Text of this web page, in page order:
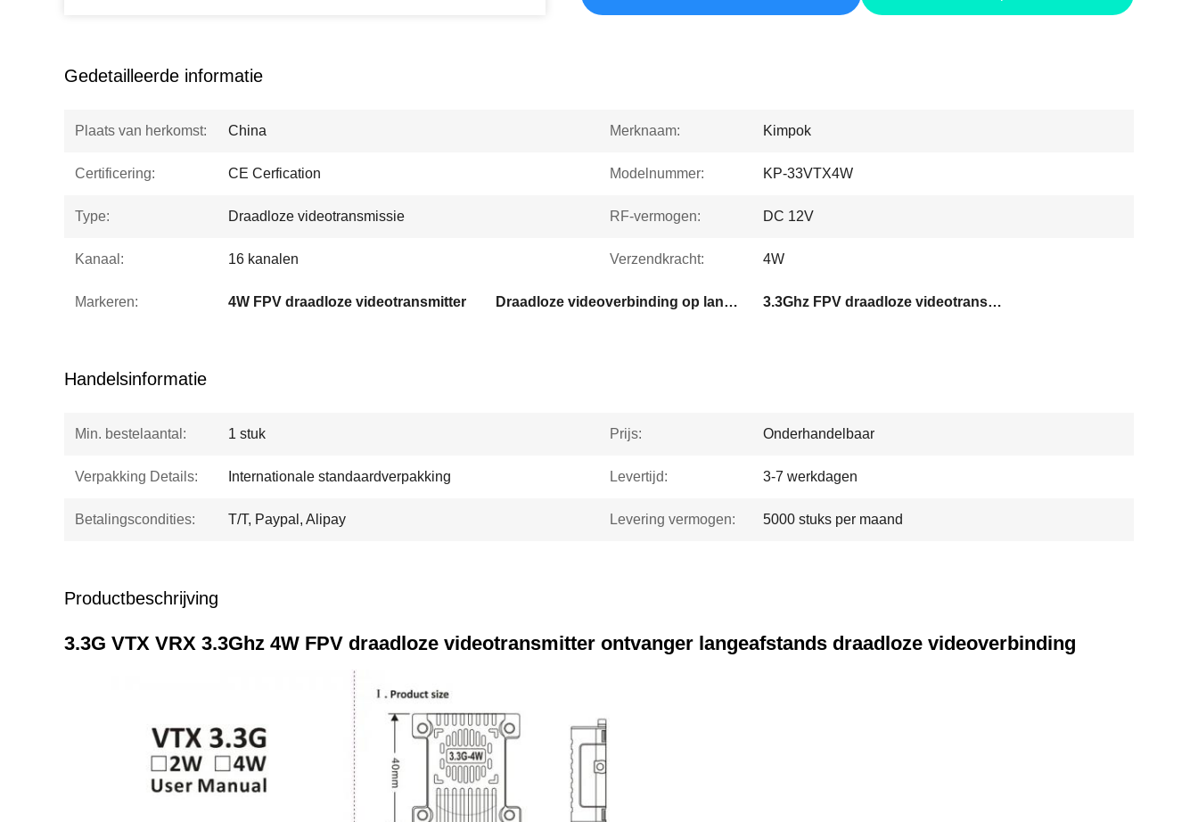
Gedetailleerde informatie
Plaats van herkomst: China Merknaam: Kimpok
Certificering: CE Cerfication Modelnummer: KP-33VTX4W
Type: Draadloze videotransmissie RF-vermogen: DC 12V
Kanaal: 16 kanalen Verzendkracht: 4W
Markeren: 4W FPV draadloze videotransmitter Draadloze videoverbinding op lange afstand 3.3Ghz FPV draadloze videotransmitter
Handelsinformatie
Min. bestelaantal: 1 stuk Prijs: Onderhandelbaar
Verpakking Details: Internationale standaardverpakking Levertijd: 3-7 werkdagen
Betalingscondities: T/T, Paypal, Alipay Levering vermogen: 5000 stuks per maand
Productbeschrijving
3.3G VTX VRX 3.3Ghz 4W FPV draadloze videotransmitter ontvanger langeafstands draadloze videoverbinding